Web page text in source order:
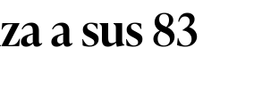
a sus 83